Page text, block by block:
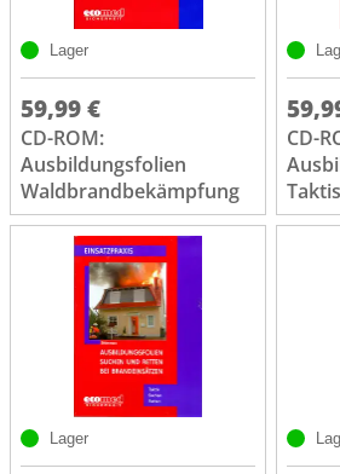
Lager
59,99 €
CD-ROM:
Ausbildungsfolien
Waldbrandbekämpfung
CD-
Lager